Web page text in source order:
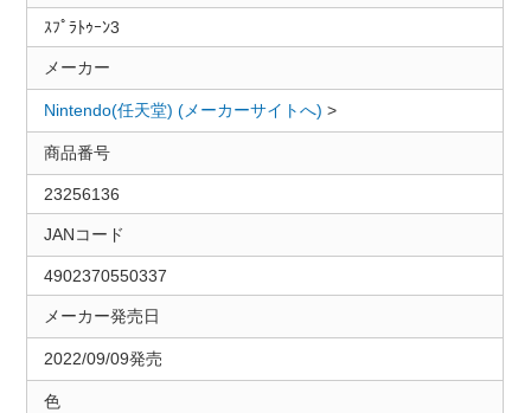
ｽﾌﾟﾗﾄｩｰﾝ3
メーカー
Nintendo(任天堂) (メーカーサイトへ) >
商品番号
23256136
JANコード
4902370550337
メーカー発売日
2022/09/09発売
色